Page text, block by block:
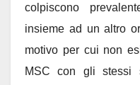
colpiscono
insieme ad un altro
motivo per cui non
MSC con gli stessi